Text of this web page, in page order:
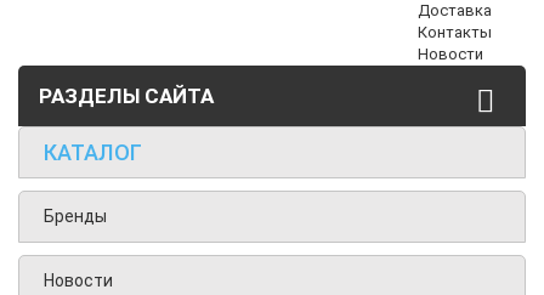
Доставка
Контакты
Новости
РАЗДЕЛЫ САЙТА
КАТАЛОГ
Бренды
Новости